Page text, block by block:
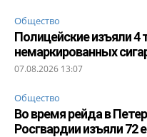
Общество
Полицейские изъяли 4
немаркированных
07.08.2026 13:07
Общество
Во время рейда в
Росгвардии изъяли 72